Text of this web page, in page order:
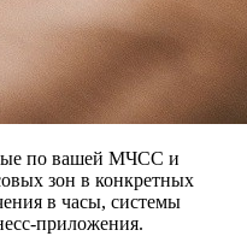
по вашей МЧСС и
зон в конкретных
в часы, системы
приложения.